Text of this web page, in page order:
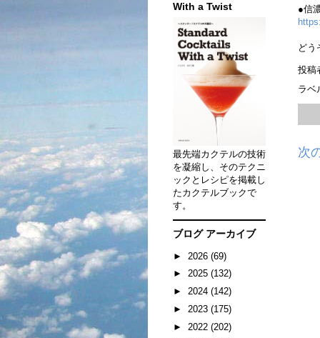
●信
どう
投
ラ
次
With a Twist
最先端カクテルの技術
を凝縮し、そのテクニ
ックとレシピを掲載し
たカクテルブックで
す。
ブログ アーカイブ
► 2026 (69)
► 2025 (132)
► 2024 (142)
► 2023 (175)
► 2022 (202)